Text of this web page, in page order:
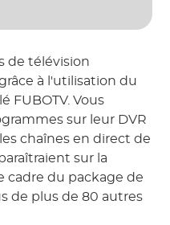
de télévision
à l'utilisation du
FUBOTV. Vous
sur leur DVR
chaînes en direct de
sur la
cadre du package de
de plus de 80 autres